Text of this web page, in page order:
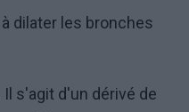
dilater les bronches
Il s'agit d'un dérivé de